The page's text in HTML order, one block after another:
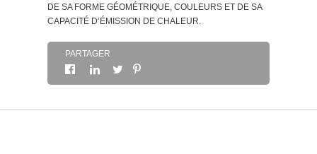
DE SA FORME GÉOMÉTRIQUE, COULEURS ET DE SA
CAPACITÉ D’ÉMISSION DE CHALEUR.
PARTAGER